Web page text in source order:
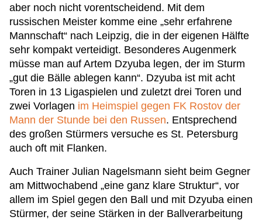
aber noch nicht vorentscheidend. Mit dem
russischen Meister komme eine „sehr erfahrene
Mannschaft“ nach Leipzig, die in der eigenen Hälfte
sehr kompakt verteidigt. Besonderes Augenmerk
müsse man auf Artem Dzyuba legen, der im Sturm
„gut die Bälle ablegen kann“. Dzyuba ist mit acht
Toren in 13 Ligaspielen und zuletzt drei Toren und
zwei Vorlagen im Heimspiel gegen FK Rostov der
Mann der Stunde bei den Russen. Entsprechend
des großen Stürmers versuche es St. Petersburg
auch oft mit Flanken.
Auch Trainer Julian Nagelsmann sieht beim Gegner
am Mittwochabend „eine ganz klare Struktur“, vor
allem im Spiel gegen den Ball und mit Dzyuba einen
Stürmer, der seine Stärken in der Ballverarbeitung